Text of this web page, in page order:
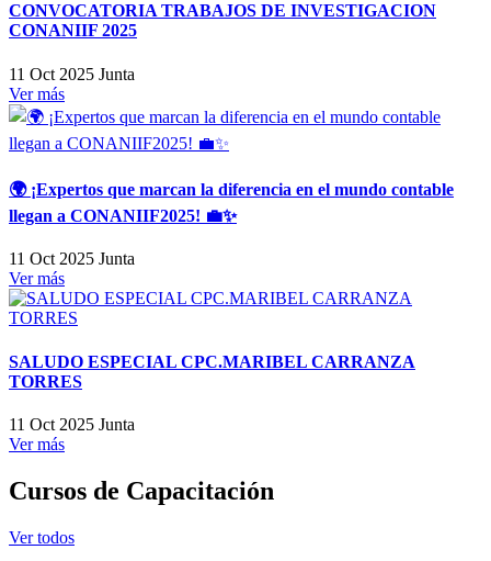
CONVOCATORIA TRABAJOS DE INVESTIGACION
CONANIIF 2025
11 Oct 2025 Junta
Ver más
🌍 ¡Expertos que marcan la diferencia en el mundo contable
llegan a CONANIIF2025! 💼✨
11 Oct 2025 Junta
Ver más
SALUDO ESPECIAL CPC.MARIBEL CARRANZA
TORRES
11 Oct 2025 Junta
Ver más
Cursos de Capacitación
Ver todos